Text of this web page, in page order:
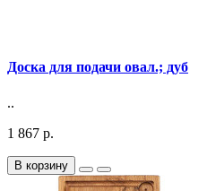
Доска для подачи овал.; дуб
..
1 867 р.
В корзину